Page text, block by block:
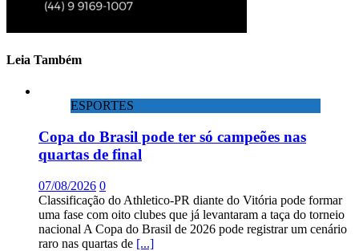
Leia Também
ESPORTES
Copa do Brasil pode ter só campeões nas
quartas de final
07/08/2026 0
Classificação do Athletico-PR diante do Vitória pode formar
uma fase com oito clubes que já levantaram a taça do torneio
nacional A Copa do Brasil de 2026 pode registrar um cenário
raro nas quartas de [...]